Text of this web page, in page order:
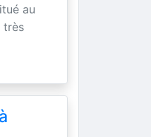
au
très